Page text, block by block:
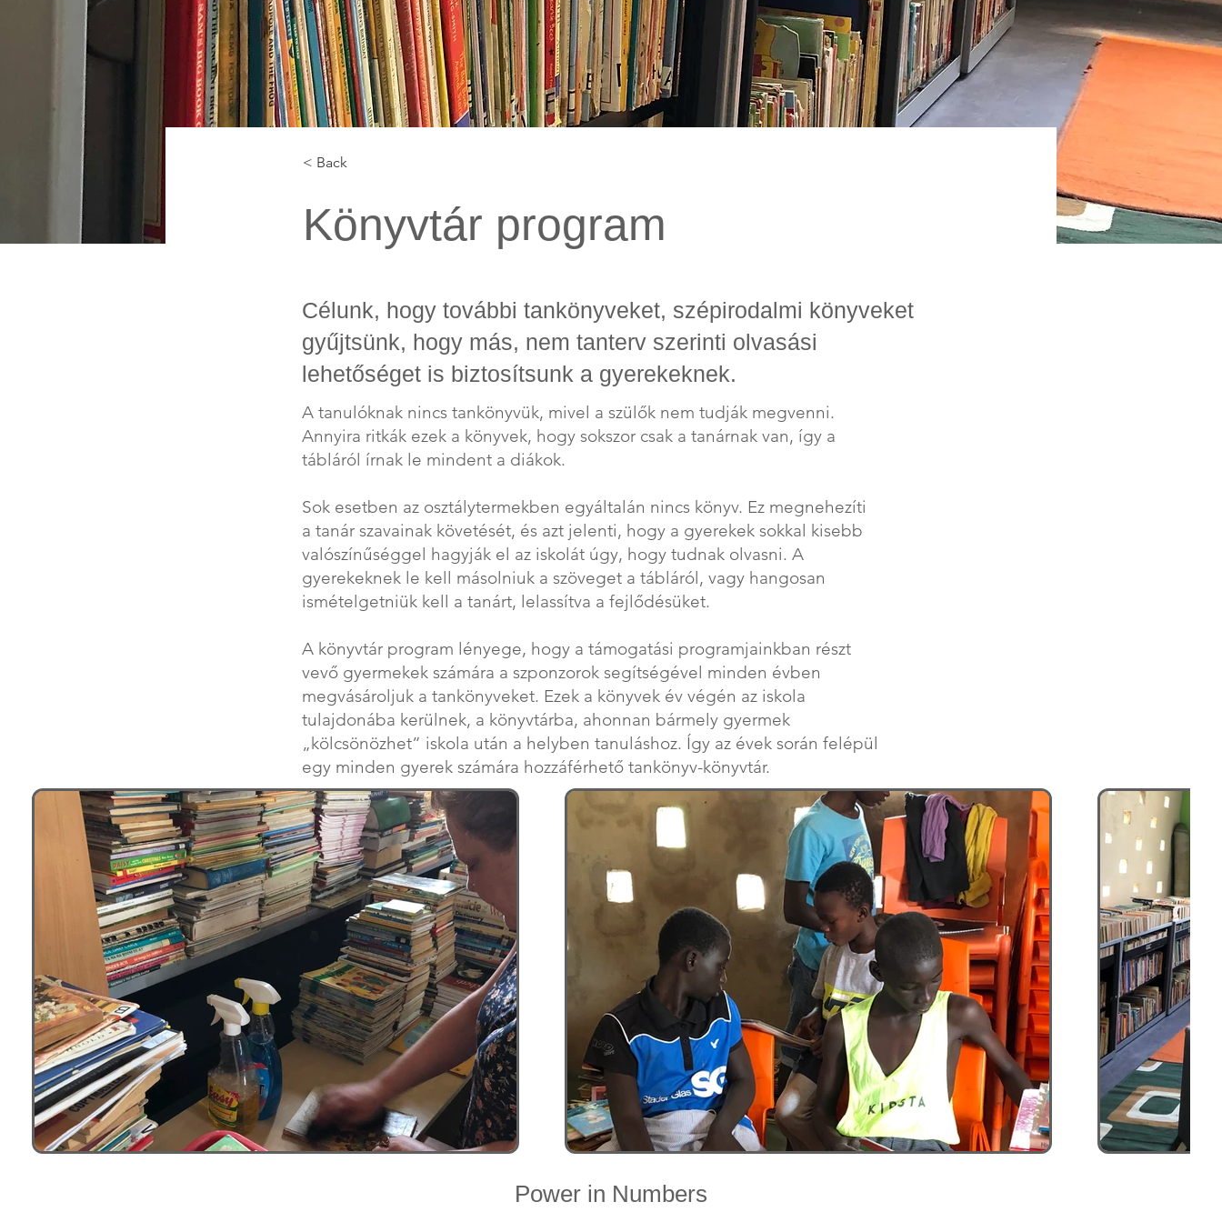
< Back
Könyvtár program
Célunk, hogy további tankönyveket, szépirodalmi könyveket
gyűjtsünk, hogy más, nem tanterv szerinti olvasási
lehetőséget is biztosítsunk a gyerekeknek.
A tanulóknak nincs tankönyvük, mivel a szülők nem tudják megvenni.
Annyira ritkák ezek a könyvek, hogy sokszor csak a tanárnak van, így a
tábláról írnak le mindent a diákok.
​Sok esetben az osztálytermekben egyáltalán nincs könyv. Ez megnehezíti
a tanár szavainak követését, és azt jelenti, hogy a gyerekek sokkal kisebb
valószínűséggel hagyják el az iskolát úgy, hogy tudnak olvasni. A
gyerekeknek le kell másolniuk a szöveget a tábláról, vagy hangosan
ismételgetniük kell a tanárt, lelassítva a fejlődésüket.
A könyvtár program lényege, hogy a támogatási programjainkban részt
vevő gyermekek számára a szponzorok segítségével minden évben
megvásároljuk a tankönyveket. Ezek a könyvek év végén az iskola
tulajdonába kerülnek, a könyvtárba, ahonnan bármely gyermek
„kölcsönözhet” iskola után a helyben tanuláshoz. Így az évek során felépül
egy minden gyerek számára hozzáférhető tankönyv-könyvtár.
Power in Numbers